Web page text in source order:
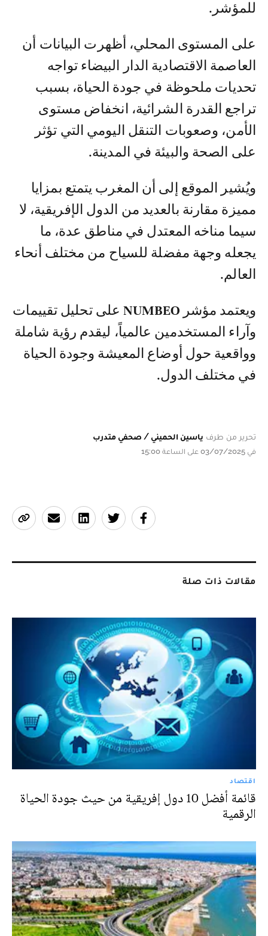
للمؤشر.
على المستوى المحلي، أظهرت البيانات أن
العاصمة الاقتصادية الدار البيضاء تواجه
تحديات ملحوظة في جودة الحياة، بسبب
تراجع القدرة الشرائية، انخفاض مستوى
الأمن، وصعوبات التنقل اليومي التي تؤثر
على الصحة والبيئة في المدينة.
ويُشير الموقع إلى أن المغرب يتمتع بمزايا
مميزة مقارنة بالعديد من الدول الإفريقية، لا
سيما مناخه المعتدل في مناطق عدة، ما
يجعله وجهة مفضلة للسياح من مختلف أنحاء
العالم.
ويعتمد مؤشر NUMBEOعلى تحليل تقييمات
وآراء المستخدمين عالمياً، ليقدم رؤية شاملة
وواقعية حول أوضاع المعيشة وجودة الحياة
في مختلف الدول.
تحرير من طرف ياسين الحميني / صحفي متدرب
في 03/07/2025 على الساعة 15:00
مقالات ذات صلة
اقتصاد
قائمة أفضل 10 دول إفريقية من حيث جودة الحياة
الرقمية